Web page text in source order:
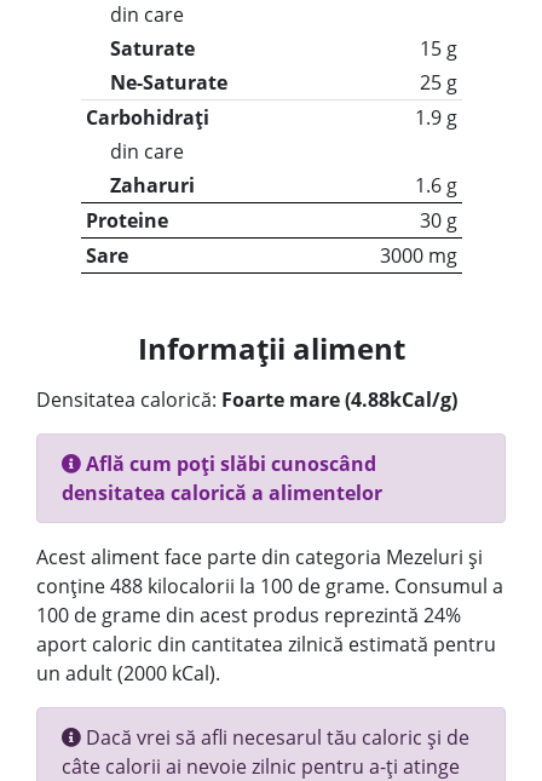
din care
Saturate
15 g
Ne-Saturate
25 g
Carbohidrați
1.9 g
din care
Zaharuri
1.6 g
Proteine
30 g
Sare
3000 mg
Informații aliment
Densitatea calorică: Foarte mare (4.88kCal/g)
Află cum poți slăbi cunoscând
densitatea calorică a alimentelor
Acest aliment face parte din categoria Mezeluri și
conține 488 kilocalorii la 100 de grame. Consumul a
100 de grame din acest produs reprezintă 24%
aport caloric din cantitatea zilnică estimată pentru
un adult (2000 kCal).
Dacă vrei să afli necesarul tău caloric și de
câte calorii ai nevoie zilnic pentru a-ți atinge